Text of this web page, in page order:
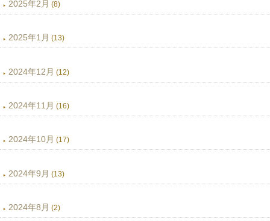
2025年2月 (8)
2025年1月 (13)
2024年12月 (12)
2024年11月 (16)
2024年10月 (17)
2024年9月 (13)
2024年8月 (2)